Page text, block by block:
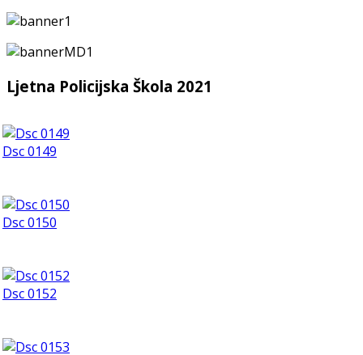
Ljetna Policijska Škola 2021
Dsc 0149
Dsc 0150
Dsc 0152